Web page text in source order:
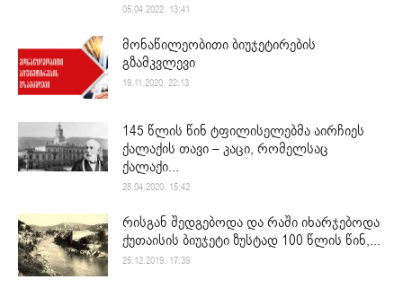
05.04.2022. 13:41
მონაწილეობითი ბიუჯეტირების
გზამკვლევი
19.11.2020. 22:13
145 წლის წინ ტფილისელებმა აირჩიეს
ქალაქის თავი – კაცი, რომელსაც
ქალაქი...
28.04.2020. 15:42
რისგან შედგებოდა და რაში იხარჯებოდა
ქუთაისის ბიუჯეტი ზუსტად 100 წლის წინ,...
25.12.2019. 17:39